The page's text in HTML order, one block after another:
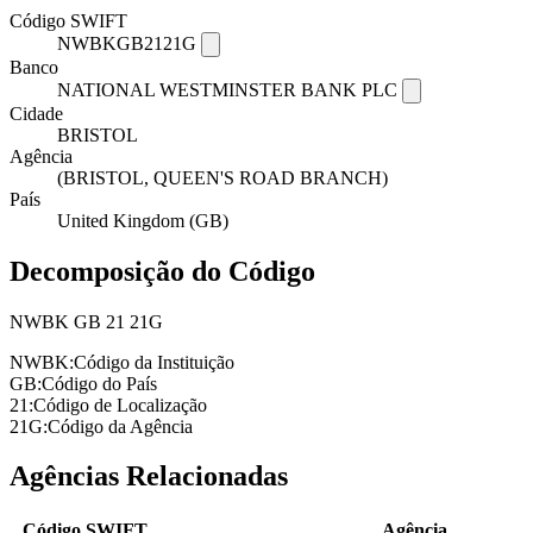
Código SWIFT
NWBKGB2121G
Banco
NATIONAL WESTMINSTER BANK PLC
Cidade
BRISTOL
Agência
(BRISTOL, QUEEN'S ROAD BRANCH)
País
United Kingdom (GB)
Decomposição do Código
NWBK GB 21 21G
NWBK:Código da Instituição
GB:Código do País
21:Código de Localização
21G:Código da Agência
Agências Relacionadas